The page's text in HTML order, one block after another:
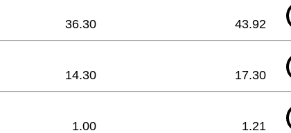
36.30 43.92
14.30 17.30
1.00 1.21